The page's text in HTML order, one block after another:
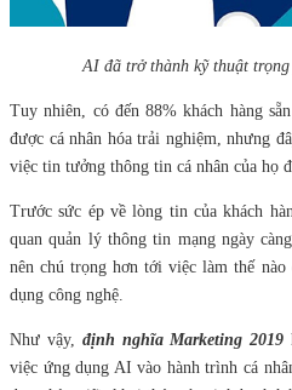
AI đã trở thành kỹ thuật
Tuy nhiên, có đến 88% khách hàng
được cá nhân hóa trải nghiệm, nhưng
việc tin tưởng thông tin cá nhân của họ
Trước sức ép về lòng tin của khách
quan quản lý thông tin mạng ngày
nên chú trọng hơn tới việc làm thế
dụng công nghệ.
Như vậy, định nghĩa Marketing 2019
việc ứng dụng AI vào hành trình cá